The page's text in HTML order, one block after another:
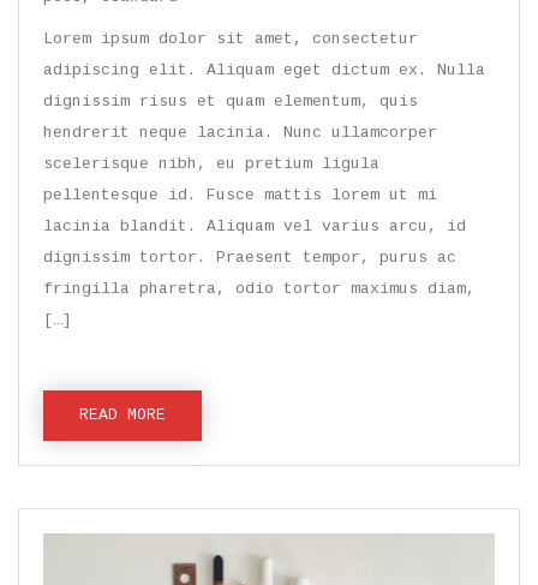
Lorem ipsum dolor sit amet, consectetur
adipiscing elit. Aliquam eget dictum ex. Nulla
dignissim risus et quam elementum, quis
hendrerit neque lacinia. Nunc ullamcorper
scelerisque nibh, eu pretium ligula
pellentesque id. Fusce mattis lorem ut mi
lacinia blandit. Aliquam vel varius arcu, id
dignissim tortor. Praesent tempor, purus ac
fringilla pharetra, odio tortor maximus diam,
[…]
READ MORE